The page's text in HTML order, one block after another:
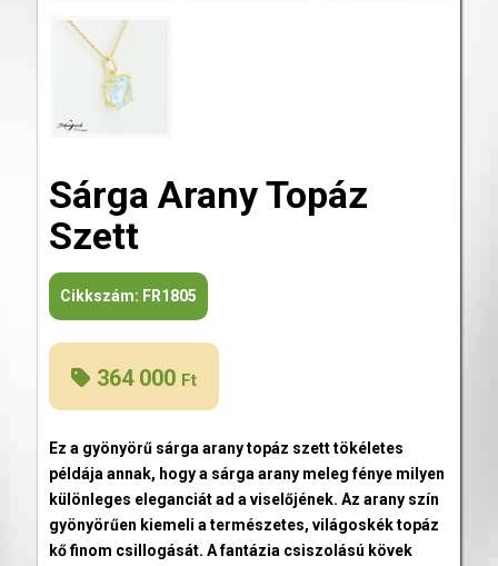
Sárga Arany Topáz
Szett
Cikkszám: FR1805
364 000 Ft
Ez a gyönyörű sárga arany topáz szett tökéletes
példája annak, hogy a sárga arany meleg fénye milyen
különleges eleganciát ad a viselőjének. Az arany szín
gyönyörűen kiemeli a természetes, világoskék topáz
kő finom csillogását. A fantázia csiszolású kövek